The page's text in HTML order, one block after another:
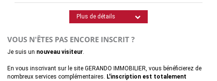
Plus de détails
VOUS N'ÊTES PAS ENCORE INSCRIT ?
Je suis un nouveau visiteur.
En vous inscrivant sur le site GERANDO IMMOBILIER, vous bénéficierez de
nombreux services complémentaires. L'inscription est totalement